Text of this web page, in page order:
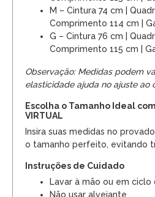
M – Cintura 74 cm |
Comprimento 114 cm |
G – Cintura 76 cm |
Comprimento 115 cm |
Observação: Medidas podem
elasticidade ajuda no ajuste ao
Escolha o Tamanho Ideal com
VIRTUAL
Insira suas medidas no
o tamanho perfeito, evitando
Instruções de Cuidado
Lavar à mão ou em ciclo
Não usar alvejante